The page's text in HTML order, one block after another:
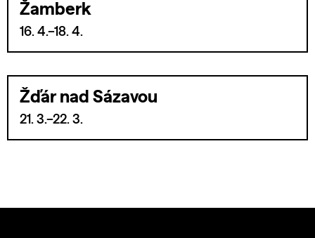
Žamberk
16. 4.–18. 4.
Žďár nad Sázavou
21. 3.–22. 3.